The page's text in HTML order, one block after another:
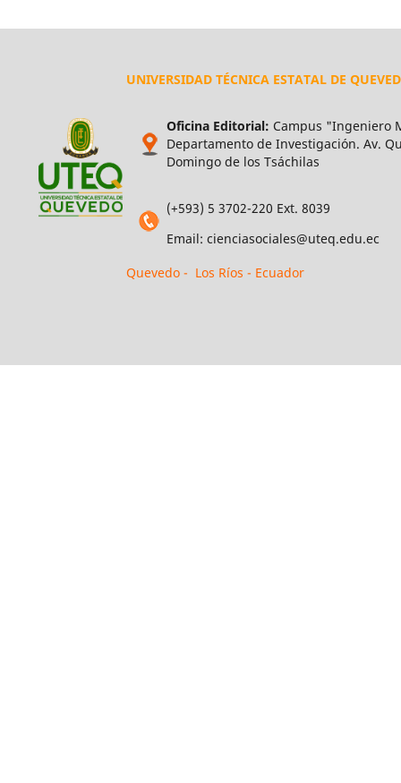
UNIVERSIDAD TÉCNICA ESTATAL DE
Oficina Editorial: Campus "Ingeniero
Departamento de Investigación. Av.
Domingo de los Tsáchilas
(+593) 5 3702-220 Ext. 8039
Email: cienciasociales@uteq.edu.ec
Quevedo - Los Ríos - Ecuador